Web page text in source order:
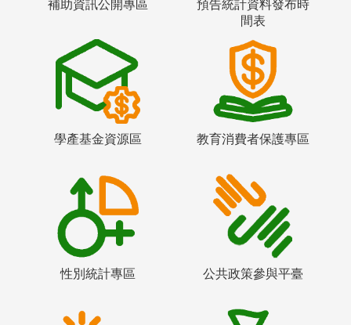
補助資訊公開專區
預告統計資料發布時
間表
學產基金資源區 教育消費者保護專區
性別統計專區 公共政策參與平臺